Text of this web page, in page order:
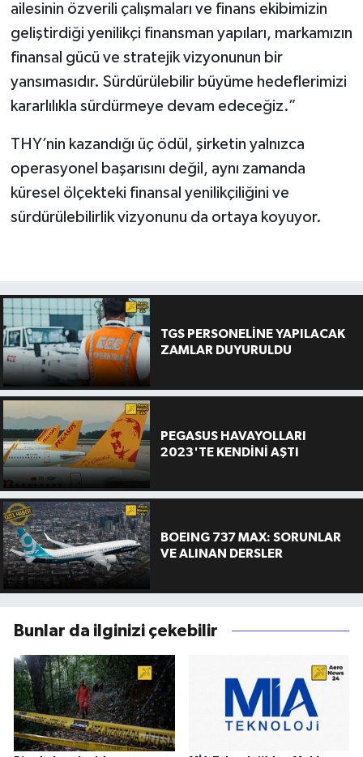
ailesinin özverili çalışmaları ve finans ekibimizin
geliştirdiği yenilikçi finansman yapıları, markamızın
finansal gücü ve stratejik vizyonunun bir
yansımasıdır. Sürdürülebilir büyüme hedeflerimizi
kararlılıkla sürdürmeye devam edeceğiz.”
THY’nin kazandığı üç ödül, şirketin yalnızca
operasyonel başarısını değil, aynı zamanda
küresel ölçekteki finansal yenilikçiliğini ve
sürdürülebilirlik vizyonunu da ortaya koyuyor.
TGS PERSONELİNE YAPILACAK
ZAMLAR DUYURULDU
PEGASUS HAVAYOLLARI
2023'TE KENDİNİ AŞTI
BOEING 737 MAX: SORUNLAR
VE ALINAN DERSLER
Bunlar da ilginizi çekebilir